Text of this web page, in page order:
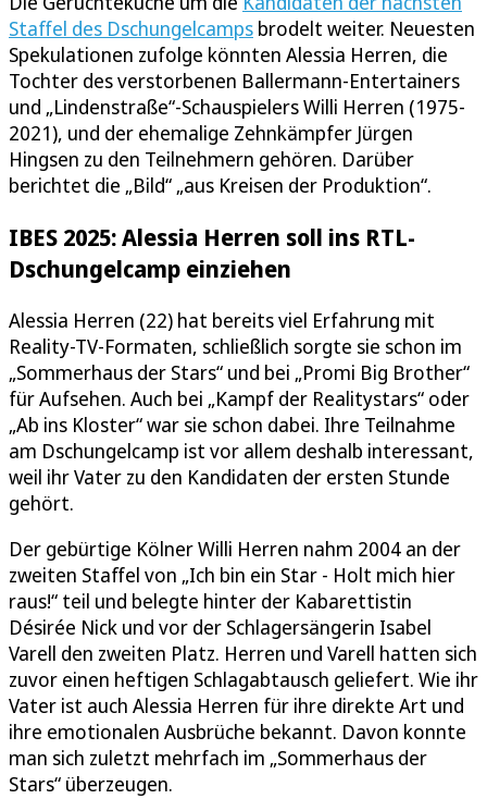
Staffel des Dschungelcamps brodelt weiter. Neuesten
Spekulationen zufolge könnten Alessia Herren, die
Tochter des verstorbenen Ballermann-Entertainers
und „Lindenstraße“-Schauspielers Willi Herren (1975-
2021), und der ehemalige Zehnkämpfer Jürgen
Hingsen zu den Teilnehmern gehören. Darüber
berichtet die „Bild“ „aus Kreisen der Produktion“.
IBES 2025: Alessia Herren soll ins RTL-
Dschungelcamp einziehen
Alessia Herren (22) hat bereits viel Erfahrung mit
Reality-TV-Formaten, schließlich sorgte sie schon im
„Sommerhaus der Stars“ und bei „Promi Big Brother“
für Aufsehen. Auch bei „Kampf der Realitystars“ oder
„Ab ins Kloster“ war sie schon dabei. Ihre Teilnahme
am Dschungelcamp ist vor allem deshalb interessant,
weil ihr Vater zu den Kandidaten der ersten Stunde
gehört.
Der gebürtige Kölner Willi Herren nahm 2004 an der
zweiten Staffel von „Ich bin ein Star - Holt mich hier
raus!“ teil und belegte hinter der Kabarettistin
Désirée Nick und vor der Schlagersängerin Isabel
Varell den zweiten Platz. Herren und Varell hatten sich
zuvor einen heftigen Schlagabtausch geliefert. Wie ihr
Vater ist auch Alessia Herren für ihre direkte Art und
ihre emotionalen Ausbrüche bekannt. Davon konnte
man sich zuletzt mehrfach im „Sommerhaus der
Stars“ überzeugen.